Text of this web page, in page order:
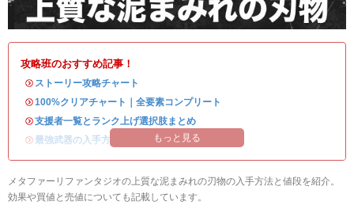
攻略班のおすすめ記事！
・ ストーリー攻略チャート
・100%クリアチャート｜全要素コンプリート
・支援者一覧とランク上げ選択肢まとめ
・最強武器の入手方法 もっと見る
メタファーリファンタジオの上質な泥まみれの刃物の入手方法と値段を紹介。
効果や買値と売値についても記載しています。